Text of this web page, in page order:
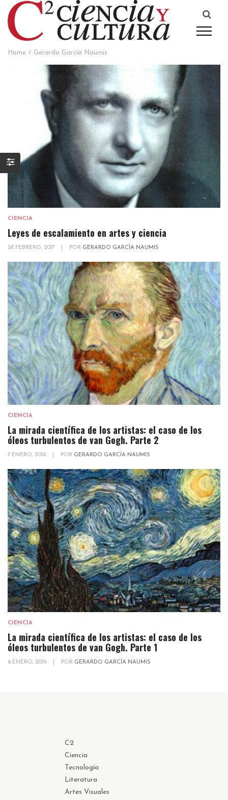
Home Gerardo García Naumis
CIENCIA
Leyes de escalamiento en artes y ciencia
28 FEBRERO, 2017 POR GERARDO GARCÍA NAUMIS
CIENCIA
La mirada científica de los artistas: el caso de los
óleos turbulentos de van Gogh. Parte 2
7 ENERO, 2016 POR GERARDO GARCÍA NAUMIS
CIENCIA
La mirada científica de los artistas: el caso de los
óleos turbulentos de van Gogh. Parte 1
6 ENERO, 2016 POR GERARDO GARCÍA NAUMIS
C2
Ciencia
Tecnología
Literatura
Artes Visuales